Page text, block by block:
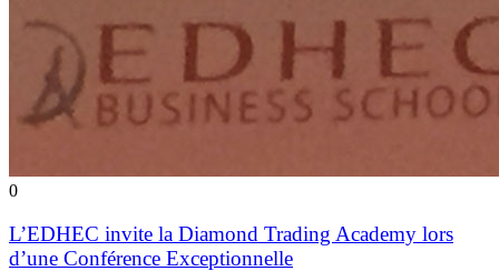
0
L’EDHEC invite la Diamond Trading Academy lors
d’une Conférence Exceptionnelle